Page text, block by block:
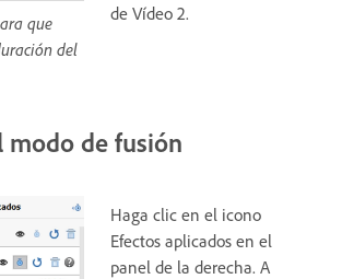
de Vídeo 2.
que
del
modo de fusión
Haga clic en el icono
Efectos aplicados en el
panel de la derecha. A